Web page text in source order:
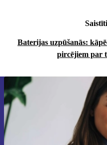
Baterijas uzpūšanās:
pircējiem par
saņemšanai!
Nekad vairs
piedāvājumu.